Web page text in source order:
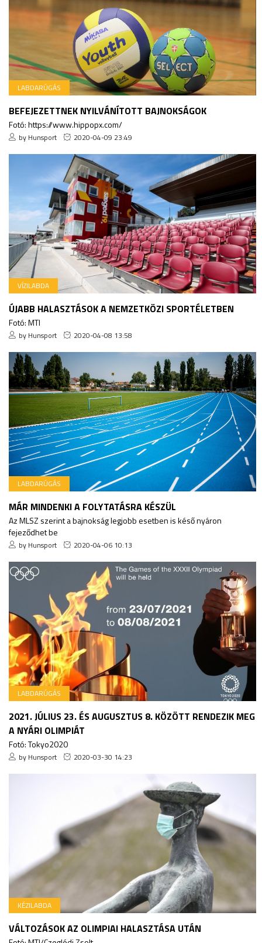
LABDARÚGÁS
BEFEJEZETTNEK NYILVÁNÍTOTT BAJNOKSÁGOK
Fotó: https://www.hippopx.com/
by Hunsport 2020-04-09 23:49
VÍZILABDA
ÚJABB HALASZTÁSOK A NEMZETKÖZI SPORTÉLETBEN
Fotó: MTI
by Hunsport 2020-04-08 13:58
LABDARÚGÁS
MÁR MINDENKI A FOLYTATÁSRA KÉSZÜL
Az MLSZ szerint a bajnokság legjobb esetben is késő nyáron
fejeződhet be
by Hunsport 2020-04-06 10:13
LABDARÚGÁS
2021. JÚLIUS 23. ÉS AUGUSZTUS 8. KÖZÖTT RENDEZIK MEG
A NYÁRI OLIMPIÁT
Fotó: Tokyo2020
by Hunsport 2020-03-30 14:23
KÉZILABDA
VÁLTOZÁSOK AZ OLIMPIAI HALASZTÁSA UTÁN